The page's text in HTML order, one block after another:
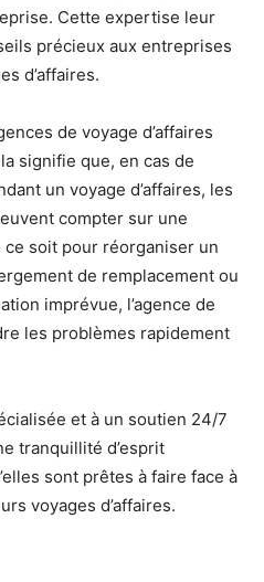
Cette expertise leur
précieux aux entreprises
d’affaires.
de voyage d’affaires
signifie que, en cas de
un voyage d’affaires, les
compter sur une
soit pour réorganiser un
de remplacement ou
imprévue, l’agence de
les problèmes rapidement
et à un soutien 24/7
tranquillité d’esprit
sont prêtes à faire face à
voyages d’affaires.